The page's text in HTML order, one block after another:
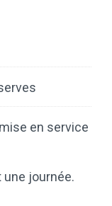
en service
journée.